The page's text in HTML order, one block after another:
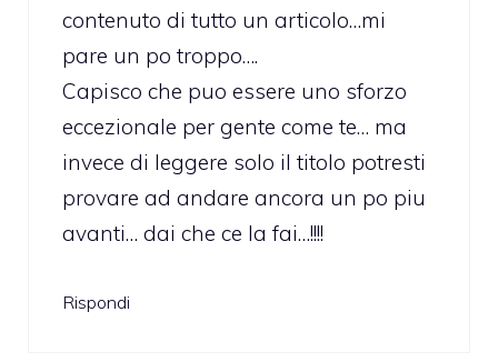
contenuto di tutto un articolo…mi
pare un po troppo….
Capisco che puo essere uno sforzo
eccezionale per gente come te… ma
invece di leggere solo il titolo potresti
provare ad andare ancora un po piu
avanti… dai che ce la fai…!!!!
Rispondi